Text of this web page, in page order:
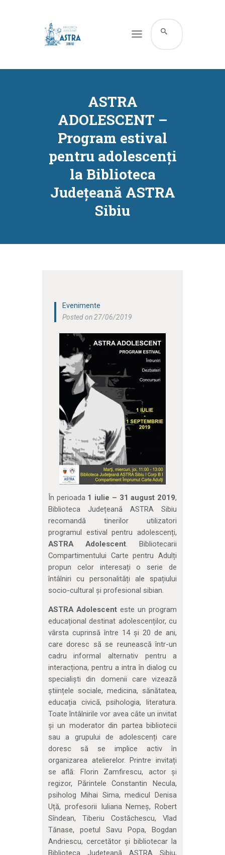
ASTRA
ADOLESCENT –
Program estival
pentru adolescenți
la Biblioteca
Județeană ASTRA
Sibiu
CATALOG ONLINE
SERVICII
INFORMAȚII UTILE
BLOG
CONTACT
CONTUL MEU
Evenimente
Posted on 27/06/2019
În perioada 1 iulie – 31 august 2019,
Biblioteca Județeană ASTRA Sibiu
recomandă tinerilor utilizatori
programul estival pentru adolescenți,
ASTRA Adolescent. Bibliotecarii
Compartimentului Carte pentru Adulți
propun celor interesați o serie de
întâlniri cu personalități ale spațiului
socio-cultural și profesional sibian.
ASTRA Adolescenteste un program
educațional destinat adolescenților, cu
vârsta cuprinsă între 14 și 20 de ani,
care doresc să se reunească într-un
cadru informal alternativ pentru a
interacționa, pentru a intra în dialog cu
specialiști din domenii care vizează
științele sociale, medicina, sănătatea,
educația civică, psihologia, literatura.
Toate întâlnirile vor avea câte un invitat
și un moderator din partea bibliotecii
sau a grupului de adolescenți care
doresc să se implice activ în
organizarea atelierelor. Printre invitați
se află: Florin Zamfirescu, actor și
regizor, Părintele Constantin Necula,
psiholog Mihai Sima, medicul Denisa
Uță, profesorii Iuliana Nemeș, Robert
Sîndean, Tiberiu Costăchescu, Vlad
Tănase, poetul Savu Popa, Bogdan
Andriescu, cercetător și bibliotecar la
Biblioteca Județeană ASTRA Sibiu,